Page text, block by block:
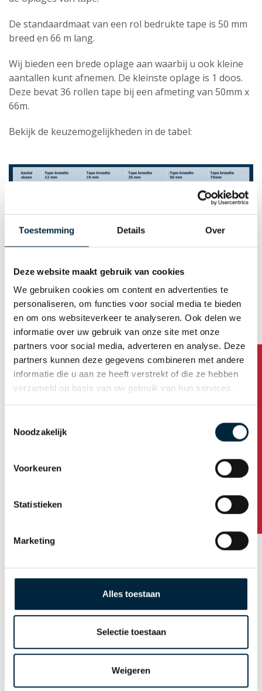
Toestemming Details Over
Deze website maakt gebruik van cookies
We gebruiken cookies om content en advertenties te
personaliseren, om functies voor social media te bieden
en om ons websiteverkeer te analyseren. Ook delen we
informatie over uw gebruik van onze site met onze
partners voor social media, adverteren en analyse. Deze
partners kunnen deze gegevens combineren met andere
informatie die u aan ze heeft verstrekt of die ze hebben
verzameld op basis van uw gebruik van hun services.
Noodzakelijk
Voorkeuren
Statistieken
Marketing
Alles toestaan
Selectie toestaan
Weigeren
Heeft u vragen?
De standaardmaat van een rol bedrukte tape is 50 mm
breed en 66 m lang.
Wij bieden een brede oplage aan waarbij u ook kleine
aantallen kunt afnemen. De kleinste oplage is 1 doos.
Deze bevat 36 rollen tape bij een afmeting van 50mm x
66m.
Bekijk de keuzemogelijkheden in de tabel:
standaardlengte van 66 meter. Bekijkhier
Tape van A tot Z
Tape kwaliteiten
Bedrukkingskleuren
Basiskleuren tape
Soorten tape bedrukking